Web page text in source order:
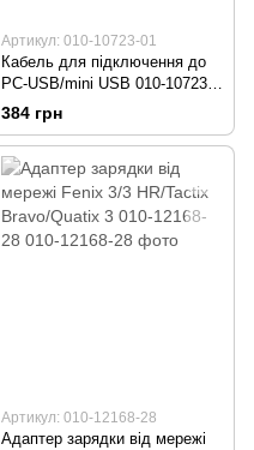
Артикул: 010-10723-01
Кабель для підключення до
PC-USB/mini USB 010-10723-
01
384 грн
Артикул: 010-12168-28
Адаптер зарядки від мережі